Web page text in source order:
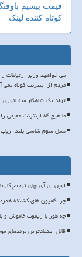
قیمت بیسیم
کوتاه کننده لینک
می خواهید وزیر ارتباطات
مردم از اینترنت کوتاه نمی
تولد یک شاهکار مینیاتوری
ما هیچ گاه اینترنت حقیقی
نسل سوم شاسی بلند ارباب
اوپن ای آی بهای ترجیح
چرا کامیون های کشنده
چه طور با ریموت خاموش و
قابل اعتمادترین برندهای